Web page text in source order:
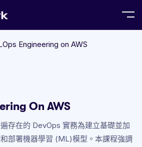
Engineering on AWS
On AWS
存在的 DevOps 實務為建立基礎並加
部署機器學習 (ML)模型。本課程強調